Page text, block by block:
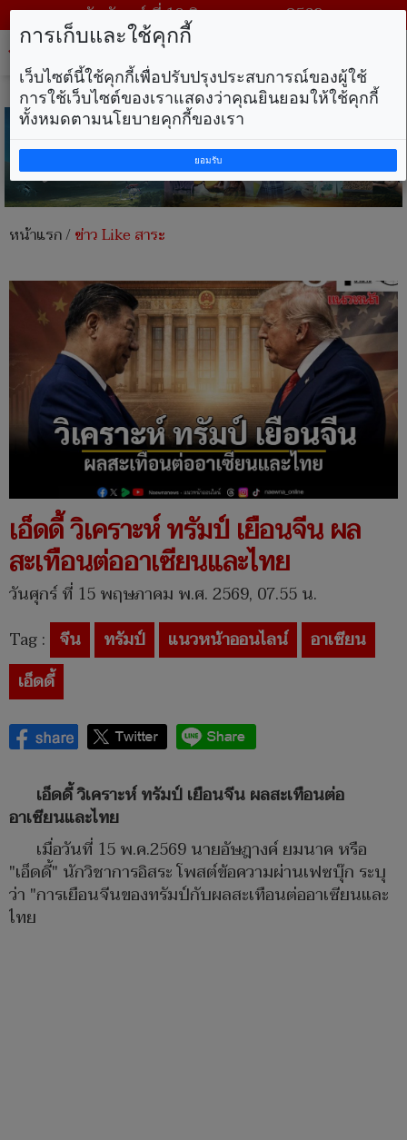
วันจันทร์ ที่ 10 สิงหาคม พ.ศ. 2569
หน้าแรก/ข่าว Like สาระ
เอ็ดดี้ วิเคราะห์ ทรัมป์ เยือนจีน ผล
สะเทือนต่ออาเซียนและไทย
วันศุกร์ ที่ 15 พฤษภาคม พ.ศ. 2569, 07.55 น.
Tag : จีน ทรัมป์ แนวหน้าออนไลน์
อาเซียน
เอ็ดดี้
เอ็ดดี้ วิเคราะห์ ทรัมป์ เยือนจีน ผลสะเทือนต่อ
อาเซียนและไทย
เมื่อวันที่ 15 พ.ค.2569 นายอัษฎางค์ ยมนาค หรือ
"เอ็ดดี้" นักวิชาการอิสระ โพสต์ข้อความผ่านเฟซบุ๊ก ระบุ
ว่า "การเยือนจีนของทรัมป์กับผลสะเทือนต่ออาเซียนและ
ไทย
การเก็บและใช้คุกกี้
เว็บไซต์นี้ใช้คุกกี้เพื่อปรับปรุงประสบการณ์ของผู้ใช้
การใช้เว็บไซต์ของเราแสดงว่าคุณยินยอมให้ใช้คุกกี้
ทั้งหมดตามนโยบายคุกกี้ของเรา
ยอมรับ